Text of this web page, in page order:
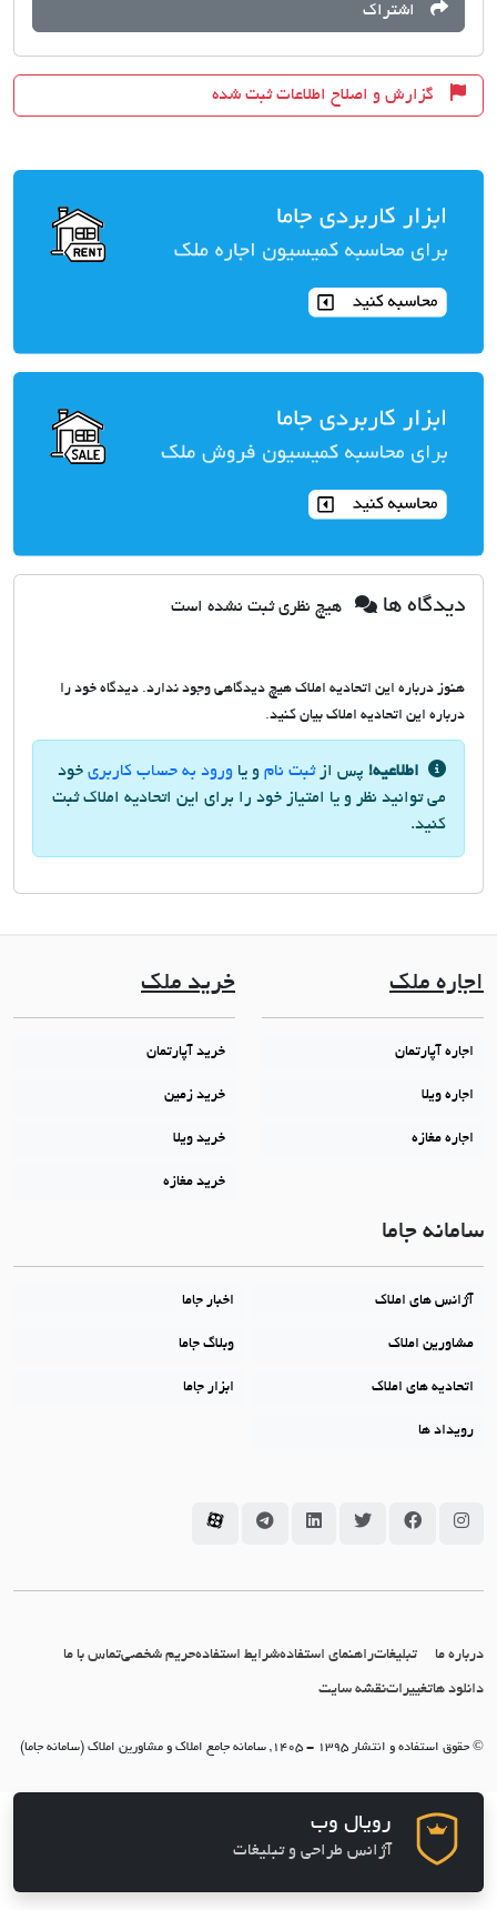
اشتراک
گزارش و اصلاح اطلاعات ثبت شده
دیدگاه ها هیچ نظری ثبت نشده است
هنوز درباره این اتحادیه املاک هیچ دیدگاهی وجود ندارد. دیدگاه خود را
درباره این اتحادیه املاک بیان کنید.
اطلاعیه! پس ازثبت نام و یا ورود به حساب کاربری خود
می توانید نظر و یا امتیاز خود را برای این اتحادیه املاک ثبت
کنید.
اجاره ملک
اجاره آپارتمان
اجاره ویلا
اجاره مغازه
خرید ملک
خرید آپارتمان
خرید زمین
خرید ویلا
خرید مغازه
سامانه جاما
آژانس های املاک اخبار جاما
مشاورین املاک وبلاگ جاما
اتحادیه های املاک ابزار جاما
رویداد ها
سامانه جاما در اینستاگرام
سامانه جاما در فیسبوک
سامانه جاما در توئیتر
سامانه جاما در لینکداین
سامانه جاما در تلگرام
سامانه جاما در آپارات
درباره ما تبلیغاتراهنمای استفادهشرایط استفادهحریم شخصیتماس با ما
دانلود هاتغییراتنقشه سایت
© حقوق استفاده و انتشار 1395 - 1405, سامانه جامع املاک و مشاورین املاک (سامانه جاما)
رویال وب
آژانس طراحی و تبلیغات